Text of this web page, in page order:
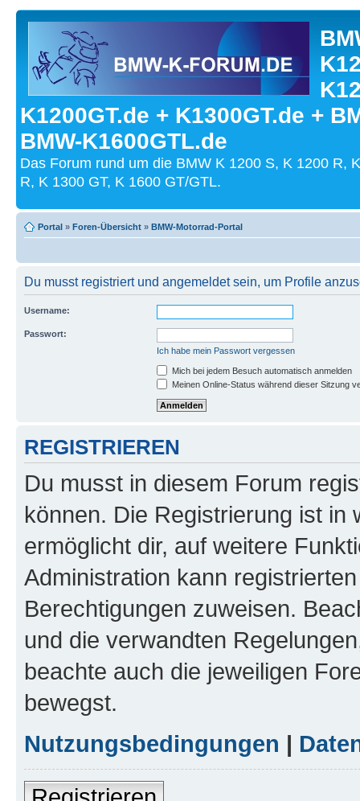
K1200GT.de + K1300GT.de +
BMW-K1600GTL.de
Das Forum rund um die BMW K 1200 S, K 1200 R,
R, K 1300 GT, K 1600 GT/GTL.
Portal » Foren-Übersicht » BMW-Motorrad-Portal
Du musst registriert und angemeldet sein, um Profile
Username:
Passwort:
Ich habe mein Passwort vergessen
Mich bei jedem Besuch automatisch anmelden
Meinen Online-Status während dieser Sitzung
REGISTRIEREN
Du musst in diesem Forum
können. Die Registrierung ist in
ermöglicht dir, auf weitere
Administration kann
Berechtigungen zuweisen.
und die verwandten
beachte auch die jeweiligen
bewegst.
Nutzungsbedingungen |